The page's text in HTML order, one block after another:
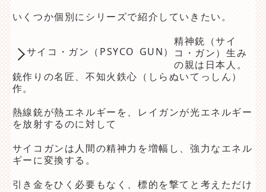
いくつか個別にシリーズで紹介していきたい。
サイコ・ガン（PSYCO GUN）
精神銃（サイ
コ・ガン）生み
の親は日本人。
銃作りの名匠、不知火鉄心（しらぬいてっしん）
作。
熱線銃が熱エネルギーを、レイガンが光エネルギー
を放射するのに対して
サイコガンは人間の精神力を増幅し、強力なエネル
ギーに変換する。
引き金をひく必要もなく、標的を撃てと考えただけ